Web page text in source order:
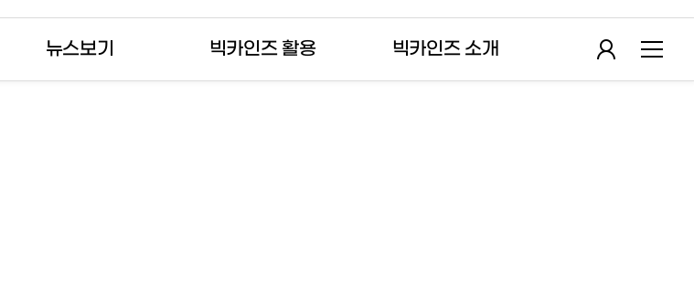
뉴스보기 빅카인즈 활용 빅카인즈 소개